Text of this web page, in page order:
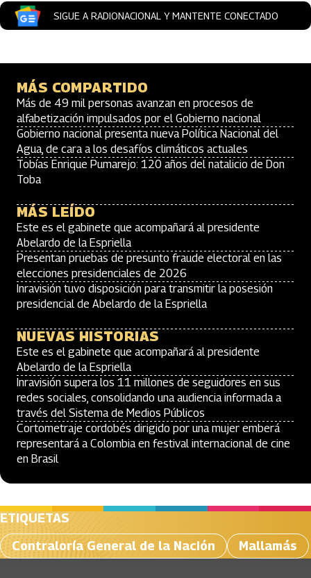
SIGUE A RADIONACIONAL Y MANTENTE CONECTADO
MÁS COMPARTIDO
Más de 49 mil personas avanzan en procesos de
alfabetización impulsados por el Gobierno nacional
Gobierno nacional presenta nueva Política Nacional del
Agua, de cara a los desafíos climáticos actuales
Tobías Enrique Pumarejo: 120 años del natalicio de Don
Toba
MÁS LEÍDO
Este es el gabinete que acompañará al presidente
Abelardo de la Espriella
Presentan pruebas de presunto fraude electoral en las
elecciones presidenciales de 2026
Inravisión tuvo disposición para transmitir la posesión
presidencial de Abelardo de la Espriella
NUEVAS HISTORIAS
Este es el gabinete que acompañará al presidente
Abelardo de la Espriella
Inravisión supera los 11 millones de seguidores en sus
redes sociales, consolidando una audiencia informada a
través del Sistema de Medios Públicos
Cortometraje cordobés dirigido por una mujer emberá
representará a Colombia en festival internacional de cine
en Brasil
ETIQUETAS
Contraloría General de la Nación
Mallamás